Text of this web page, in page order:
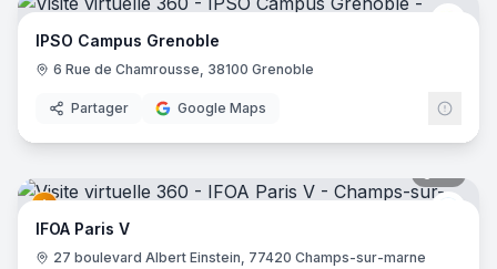
IPSO Campus Grenoble
6 Rue de Chamrousse, 38100 Grenoble
Partager Google Maps
IFOA
IFOA Paris V
27 boulevard Albert Einstein, 77420 Champs-sur-marne